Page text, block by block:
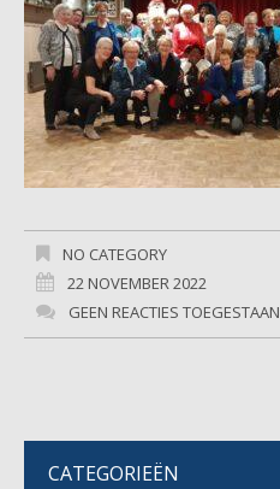
NO CATEGORY
22 NOVEMBER 2022
GEEN REACTIES TOEGESTAAN
CATEGORIEËN